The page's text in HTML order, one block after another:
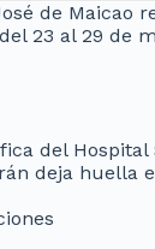
de Maicao
23 al 29 de
del Hospital
deja huella